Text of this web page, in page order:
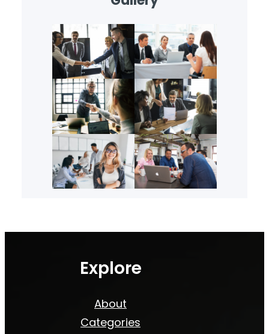
Explore
About
Categories